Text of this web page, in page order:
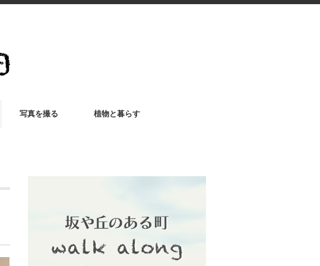
写真を撮る 植物と暮らす